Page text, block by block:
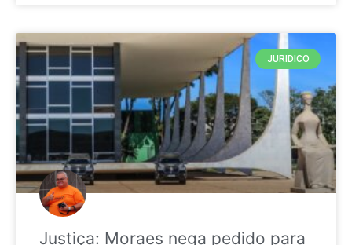
JURIDICO
Justiça: Moraes nega pedido para